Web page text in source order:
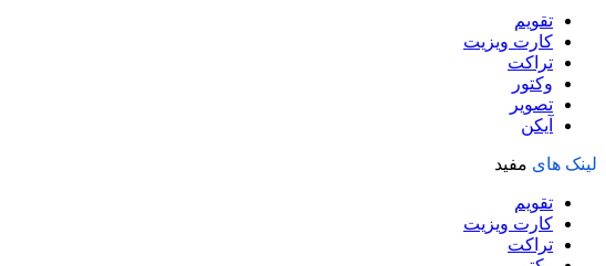
تقویم
کارت ویزیت
تراکت
وکتور
تصویر
آیکن
لینک های مفید
تقویم
کارت ویزیت
تراکت